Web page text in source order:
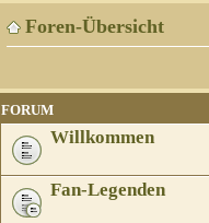
Foren-Übersicht
FORUM
Willkommen
Fan-Legenden